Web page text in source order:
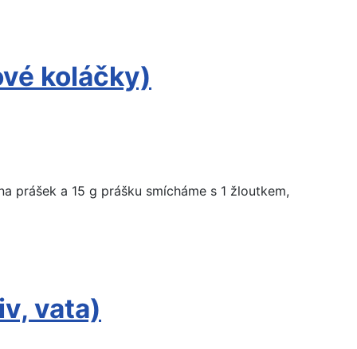
koláčky)
prášek a 15 g prášku smícháme s 1 žloutkem,
vata)